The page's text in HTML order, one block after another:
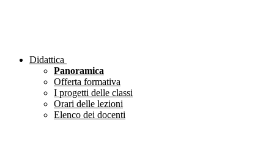
Didattica
Panoramica
Offerta formativa
I progetti delle classi
Orari delle lezioni
Elenco dei docenti